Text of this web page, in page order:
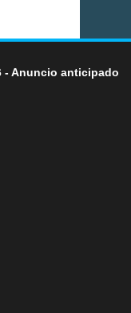
- Anuncio anticipado